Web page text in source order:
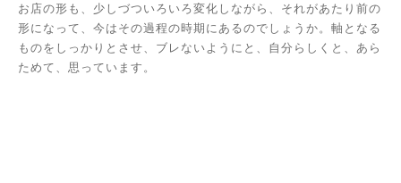
お店の形も、少しづついろいろ変化しながら、それがあたり前の
形になって、今はその過程の時期にあるのでしょうか。軸となる
ものをしっかりとさせ、ブレないようにと、自分らしくと、あら
ためて、思っています。